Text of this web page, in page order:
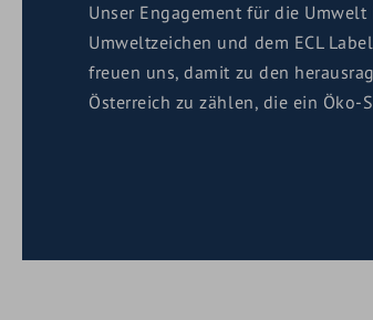
Unser Engagement für die
Umweltzeichen und dem ECL
freuen uns, damit zu den
Österreich zu zählen, die ein Öko-